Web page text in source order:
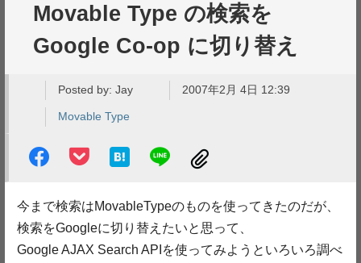
Movable Type の検索を
Google Co-op に切り替え
Posted by:Jay 2007年2月 4日 12:39
Movable Type
今まで検索はMovableTypeのものを使ってきたのだが、
検索をGoogleに切り替えたいと思って、
Google AJAX Search APIを使ってみようといろいろ調べ